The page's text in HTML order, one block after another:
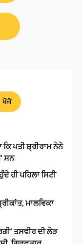
ਖੋਜੋ
ਕਿ ਪਤੀ ਸ਼੍ਰੀਰਾਮ ਨੇਨੇ
ਸਨ
ਹੀ ਪਹਿਲਾ ਸਿਟੀ
ਮਾਲਵਿਕਾ
ਤਸਵੀਰ ਦੀ ਲੋੜ